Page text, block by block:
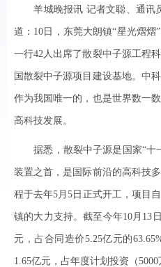
羊城晚报讯 记者文聪、通讯
道：10日，东莞大朗镇“星光熠
一行42人出席了散裂中子源工程
国散裂中子源项目建设基地。中
作为我国唯一的，也是世界数一
高科技发展。
据悉，散裂中子源是国家“十
装置之首，是国际前沿的高科技
程于去年5月5日正式开工，项目
镇的大力支持。截至今年10月13
元，占合同造价5.25亿元的
1.65亿元，占年度计划投资（